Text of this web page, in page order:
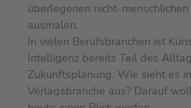
überlegenen nicht-
ausmalen.
In vielen Berufsbranchen ist
Intelligenz bereits Teil des
Zukunftsplanung. Wie sieht es
Verlagsbranche aus? Darauf